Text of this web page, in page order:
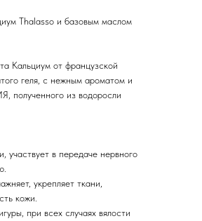
Thalasso и базовым маслом
Кальциум от французской
геля, с нежным ароматом и
из водоросли
участвует в передаче нервного
укрепляет ткани,
кожи.
при всех случаях вялости